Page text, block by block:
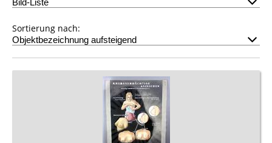
Sortierung nach: